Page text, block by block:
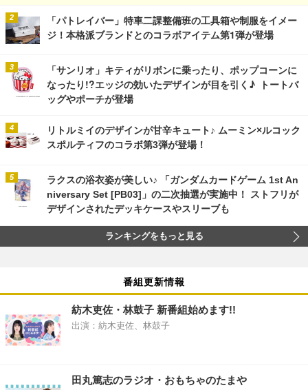
「パトレイバー」特車二課整備班の工具箱や制服をイメー
ジ！本格派ブランドとのコラボアイテム第1弾が登場
「サンリオ」キティがリボンに乗ったり、ポップコーンに
なったり!?エッジの効いたデザインが目を引く♪ トートバ
ッグやポーチが登場
リトルミイのデザインが甘辛キュート♪ ムーミン×ルコック
スポルティフのコラボ第3弾が登場！
ラクスの浴衣姿が美しい♪ 「ガンダムカードゲーム 1st An
niversary Set [PB03]」の二次抽選が実施中！ ストフリが
デザインされたデッキケースやスリーブも
ランキングをもっと見る
番組更新情報
紡木吏佐・林鼓子 新番組始めます!!
出演：紡木吏佐、林鼓子
田丸篤志のラジオ・おもちゃのたまや